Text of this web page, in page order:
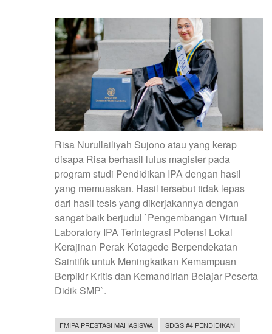
Risa Nurullailiyah Sujono atau yang kerap
disapa Risa berhasil lulus magister pada
program studi Pendidikan IPA dengan hasil
yang memuaskan. Hasil tersebut tidak lepas
dari hasil tesis yang dikerjakannya dengan
sangat baik berjudul `Pengembangan Virtual
Laboratory IPA Terintegrasi Potensi Lokal
Kerajinan Perak Kotagede Berpendekatan
Saintifik untuk Meningkatkan Kemampuan
Berpikir Kritis dan Kemandirian Belajar Peserta
Didik SMP`.
FMIPA PRESTASI MAHASISWA
SDGS #4 PENDIDIKAN